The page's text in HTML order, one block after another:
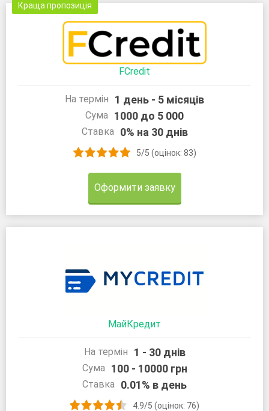
Краща пропозиція
FCredit
На термін 1 день - 5 місяців
Сума 1000 до 5 000
Ставка 0% на 30 днів
5/5 (оцінок: 83)
Оформити заявку
МайКредит
На термін 1 - 30 днів
Сума 100 - 10000 грн
Ставка 0.01% в день
4.9/5 (оцінок: 76)